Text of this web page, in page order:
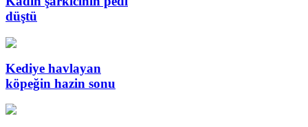
düştü
Kediye havlayan
köpeğin hazin sonu